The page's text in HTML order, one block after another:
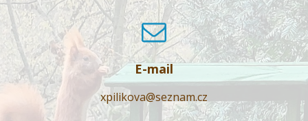
E-mail
xpilikova@seznam.cz